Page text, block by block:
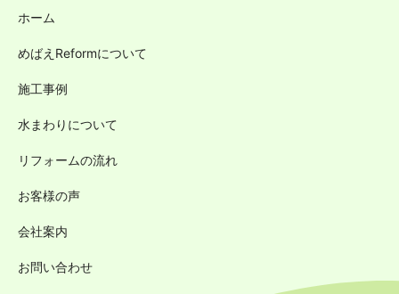
ホーム
めばえReformについて
施工事例
水まわりについて
リフォームの流れ
お客様の声
会社案内
お問い合わせ